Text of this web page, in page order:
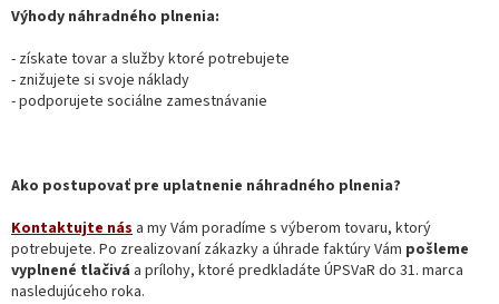
Výhody náhradného plnenia:
- získate tovar a služby ktoré potrebujete
- znižujete si svoje náklady
- podporujete sociálne zamestnávanie
Ako postupovať pre uplatnenie náhradného plnenia?
Kontaktujte nás a my Vám poradíme s výberom tovaru, ktorý
potrebujete. Po zrealizovaní zákazky a úhrade faktúry Vám pošleme
vyplnené tlačivá a prílohy, ktoré predkladáte ÚPSVaR do 31. marca
nasledujúceho roka.